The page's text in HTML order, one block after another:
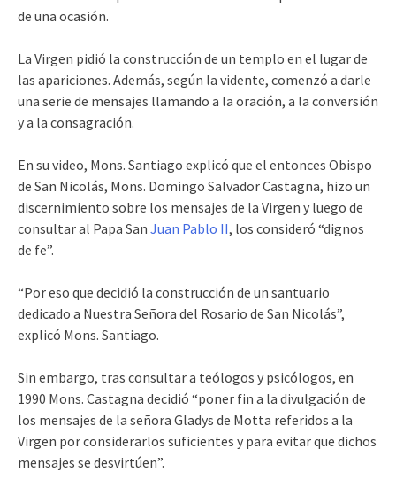
de una ocasión.
La Virgen pidió la construcción de un templo en el lugar de
las apariciones. Además, según la vidente, comenzó a darle
una serie de mensajes llamando a la oración, a la conversión
y a la consagración.
En su video, Mons. Santiago explicó que el entonces Obispo
de San Nicolás, Mons. Domingo Salvador Castagna, hizo un
discernimiento sobre los mensajes de la Virgen y luego de
consultar al Papa San Juan Pablo II, los consideró “dignos
de fe”.
“Por eso que decidió la construcción de un santuario
dedicado a Nuestra Señora del Rosario de San Nicolás”,
explicó Mons. Santiago.
Sin embargo, tras consultar a teólogos y psicólogos, en
1990 Mons. Castagna decidió “poner fin a la divulgación de
los mensajes de la señora Gladys de Motta referidos a la
Virgen por considerarlos suficientes y para evitar que dichos
mensajes se desvirtúen”.